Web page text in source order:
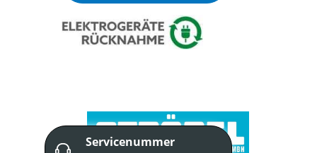
Servicenummer